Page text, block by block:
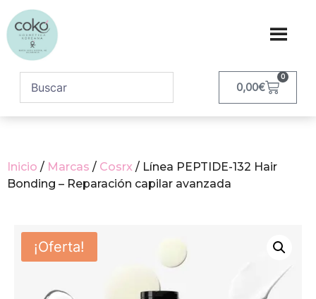
0,00€
0
Inicio / Marcas / Cosrx / Línea PEPTIDE-132 Hair
Bonding – Reparación capilar avanzada
¡Oferta!